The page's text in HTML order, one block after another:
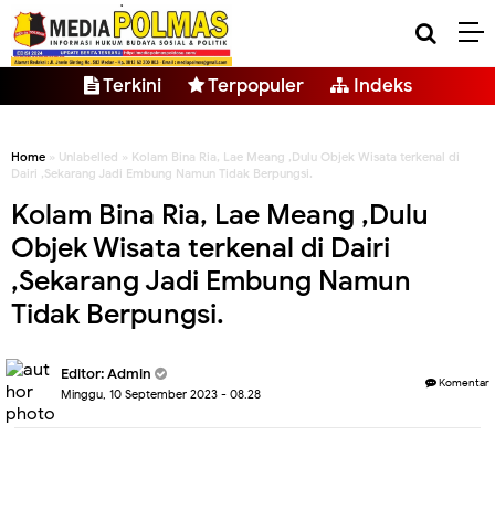
Terkini Terpopuler Indeks
Home » Unlabelled » Kolam Bina Ria, Lae Meang ,Dulu Objek Wisata terkenal di
Dairi ,Sekarang Jadi Embung Namun Tidak Berpungsi.
Kolam Bina Ria, Lae Meang ,Dulu
Objek Wisata terkenal di Dairi
,Sekarang Jadi Embung Namun
Tidak Berpungsi.
Editor: Admin
Minggu, 10 September 2023 - 08.28
Komentar